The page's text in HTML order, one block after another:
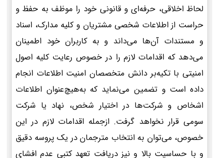
لحاظ اخلاقی، حرفه‌ای و قانونی خود را موظف به حفظ و
حراست از اطلاعات شخصی مشتریان و کلیه مدارک، اسناد
و مستندات آن‌ها می‌داند و به کاربران خود اطمینان
می‌دهد که اقدامات لازم را در خصوص رعایت کلیه اصول
امنیتی با تکیه‌بر دانش متخصصان امنیت اطلاعات انجام
داده است و تضمین می‌نماید که به‌هیچ‌عنوان اطلاعات
اشخاص و شرکت‌ها در اختیار شخص، نهاد یا شرکت
سومی قرار نخواهد گرفت. ازجمله اقدامات لازم در این
خصوص، می‌توان به انتخاب مترجمان در یک پروسه دقیق
و با حساسیت بالا و نیز دریافت تعهد کتبی عدم افشای